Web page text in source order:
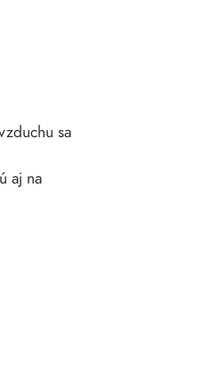
sa
aj na